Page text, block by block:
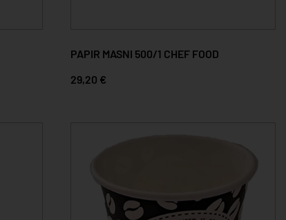
PAPIR MASNI 500/1 CHEF FOOD
29,20 €